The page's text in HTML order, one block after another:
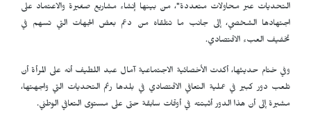
التحديات عبر محاولات متعددة"، من بينها إنشاء مشاريع صغيرة والاعتماد على
اجتهادها الشخصي، إلى جانب ما تتلقاه من دعم بعض الجهات التي تسهم في
تخفيف العبء الاقتصادي.
وفي ختام حديثها، أكدت الأخصائية الاجتماعية آمال عبد اللطيف أنه على المرأة أن
تلعب دور كبير في عملية التعافي الاقتصادي في بلدها رغم التحديات التي واجهتها،
مشيرة إلى أن هذا الدور أثبتته في أوقات سابقة حتى على مستوى التعافي الوطني.